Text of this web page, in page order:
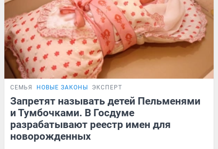
СЕМЬЯ НОВЫЕ ЗАКОНЫ ЭКСПЕРТ
Запретят называть детей Пельменями
и Тумбочками. В Госдуме
разрабатывают реестр имен для
новорожденных